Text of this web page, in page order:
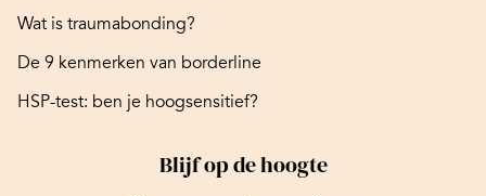
Wat is traumabonding?
De 9 kenmerken van borderline
HSP-test: ben je hoogsensitief?
Blijf op de hoogte